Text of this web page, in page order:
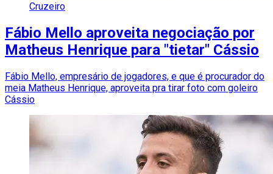
Cruzeiro
Fábio Mello aproveita negociação por
Matheus Henrique para "tietar" Cássio
Fábio Mello, empresário de jogadores, e que é procurador do
meia Matheus Henrique, aproveita pra tirar foto com goleiro
Cássio